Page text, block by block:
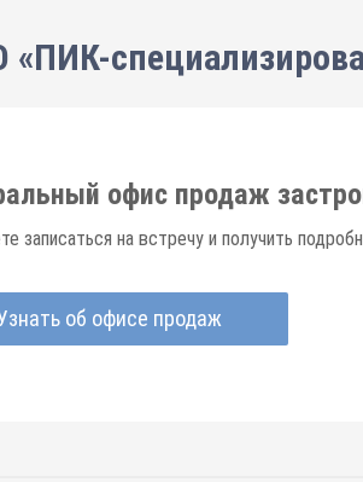
офис продаж
записаться на встречу и получить
об офисе продаж